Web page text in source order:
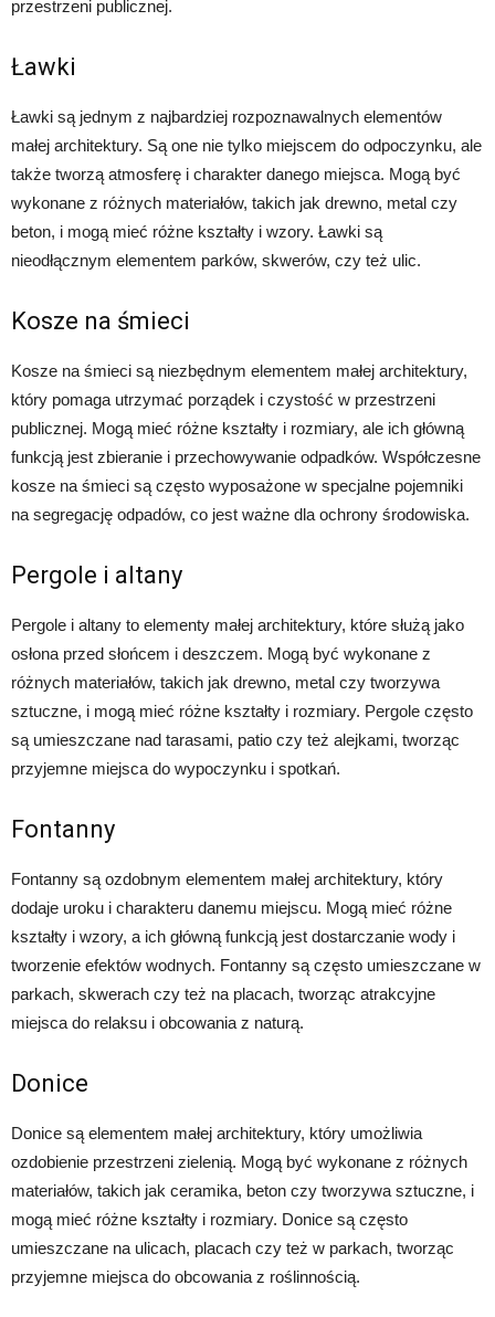
przestrzeni publicznej.
Ławki
Ławki są jednym z najbardziej rozpoznawalnych elementów
małej architektury. Są one nie tylko miejscem do odpoczynku, ale
także tworzą atmosferę i charakter danego miejsca. Mogą być
wykonane z różnych materiałów, takich jak drewno, metal czy
beton, i mogą mieć różne kształty i wzory. Ławki są
nieodłącznym elementem parków, skwerów, czy też ulic.
Kosze na śmieci
Kosze na śmieci są niezbędnym elementem małej architektury,
który pomaga utrzymać porządek i czystość w przestrzeni
publicznej. Mogą mieć różne kształty i rozmiary, ale ich główną
funkcją jest zbieranie i przechowywanie odpadków. Współczesne
kosze na śmieci są często wyposażone w specjalne pojemniki
na segregację odpadów, co jest ważne dla ochrony środowiska.
Pergole i altany
Pergole i altany to elementy małej architektury, które służą jako
osłona przed słońcem i deszczem. Mogą być wykonane z
różnych materiałów, takich jak drewno, metal czy tworzywa
sztuczne, i mogą mieć różne kształty i rozmiary. Pergole często
są umieszczane nad tarasami, patio czy też alejkami, tworząc
przyjemne miejsca do wypoczynku i spotkań.
Fontanny
Fontanny są ozdobnym elementem małej architektury, który
dodaje uroku i charakteru danemu miejscu. Mogą mieć różne
kształty i wzory, a ich główną funkcją jest dostarczanie wody i
tworzenie efektów wodnych. Fontanny są często umieszczane w
parkach, skwerach czy też na placach, tworząc atrakcyjne
miejsca do relaksu i obcowania z naturą.
Donice
Donice są elementem małej architektury, który umożliwia
ozdobienie przestrzeni zielenią. Mogą być wykonane z różnych
materiałów, takich jak ceramika, beton czy tworzywa sztuczne, i
mogą mieć różne kształty i rozmiary. Donice są często
umieszczane na ulicach, placach czy też w parkach, tworząc
przyjemne miejsca do obcowania z roślinnością.